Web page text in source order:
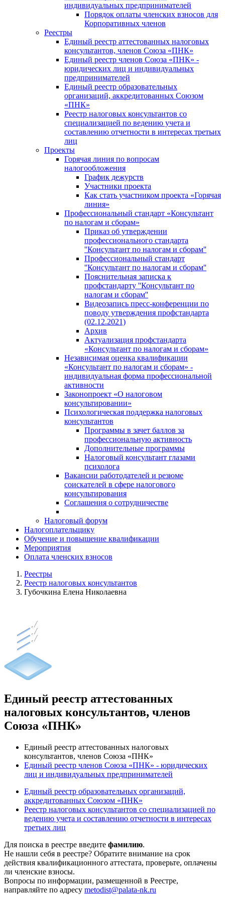
индивидуальных предпринимателей
Порядок оплаты членских взносов для
Корпоративных членов
Реестры
Единый реестр аттестованных налоговых
консультантов, членов Союза «ПНК»
Единый реестр членов Союза «ПНК» -
юридических лиц и индивидуальных
предпринимателей
Единый реестр образовательных
организаций, аккредитованных Союзом
«ПНК»
Реестр налоговых консультантов со
специализацией по ведению учета и
составлению отчетности в интересах третьих
лиц
Проекты
Горячая линия по вопросам
налогообложения
График дежурств
Участники проекта
Как стать участником проекта «Горячая
линия»
Профессиональный стандарт «Консультант
по налогам и сборам»
Приказ об утверждении
профессионального стандарта
''Консультант по налогам и сборам''
Профессиональный стандарт
''Консультант по налогам и сборам''
Пояснительная записка к
профстандарту ''Консультант по
налогам и сборам''
Видеозапись пресс-конференции по
поводу утверждения профстандарта
(02.12.2021)
Архив
Актуализация профстандарта
«Консультант по налогам и сборам»
Независимая оценка квалификации
«Консультант по налогам и сборам» -
индивидуальная форма профессиональной
активности
Законопроект «О налоговом
консультировании»
Психологическая поддержка налоговых
консультантов
Программы в зачет баллов за
профессиональную активность
Дополнительные программы
Налоговый консультант глазами
психолога
Вакансии работодателей и резюме
соискателей в сфере налогового
консультирования
Соглашения о сотрудничестве
Налоговый форум
Налогоплательщику
Обучение и повышение квалификации
Мероприятия
Оплата членских взносов
Реестры
Реестр налоговых консультантов
Губочкина Елена Николаевна
Единый реестр аттестованных
налоговых консультантов, членов
Союза «ПНК»
Единый реестр аттестованных налоговых
консультантов, членов Союза «ПНК»
Единый реестр членов Союза «ПНК» - юридических
лиц и индивидуальных предпринимателей
Единый реестр образовательных организаций,
аккредитованных Союзом «ПНК»
Реестр налоговых консультантов со специализацией по
ведению учета и составлению отчетности в интересах
третьих лиц
Для поиска в реестре введите фамилию.
Не нашли себя в реестре? Обратите внимание на срок
действия квалификационного аттестата, проверьте, оплачены
ли членские взносы.
Вопросы по информации, размещенной в Реестре,
направляйте по адресу metodist@palata-nk.ru